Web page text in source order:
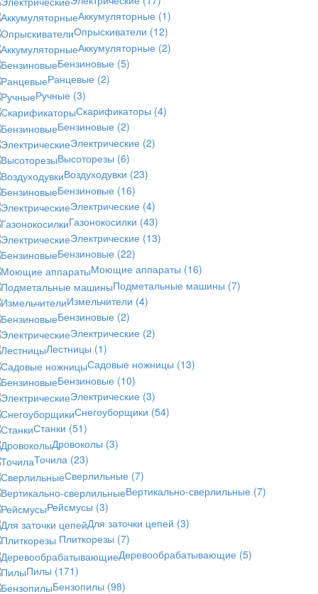
Аккумуляторные (1)
Опрыскиватели (12)
Аккумуляторные (2)
Бензиновые (5)
Ранцевые (2)
Ручные (3)
Скарификаторы (4)
Бензиновые (2)
Электрические (2)
Высоторезы (6)
Воздуходувки (23)
Бензиновые (16)
Электрические (4)
Газонокосилки (43)
Электрические (13)
Бензиновые (22)
Моющие аппараты (16)
Подметальные машины (7)
Измельчители (4)
Бензиновые (2)
Электрические (2)
Лестницы (1)
Садовые ножницы (13)
Бензиновые (10)
Электрические (3)
Снегоуборщики (54)
Станки (51)
Дровоколы (3)
Точила (23)
Сверлильные (7)
Вертикально-сверлильные (7)
Рейсмусы (3)
Для заточки цепей (3)
Плиткорезы (7)
Деревообрабатывающие (5)
Пилы (171)
Бензопилы (98)